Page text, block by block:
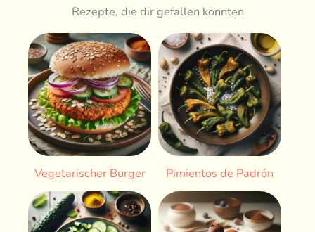
Rezepte, die dir gefallen könnten
Vegetarischer Burger Pimientos de Padrón